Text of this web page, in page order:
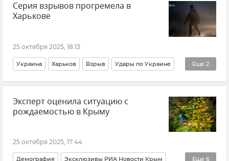
КФУ (Крымский федеральный университет)
Серия взрывов прогремела в
Харькове
25 октября 2025, 18:13
Еще 2
Украина Харьков Взрыв Удары по Украине
Новости В мире
Эксперт оценила ситуацию с
рождаемостью в Крыму
25 октября 2025, 17:44
Еще 6
Демография Эксклюзивы РИА Новости Крым